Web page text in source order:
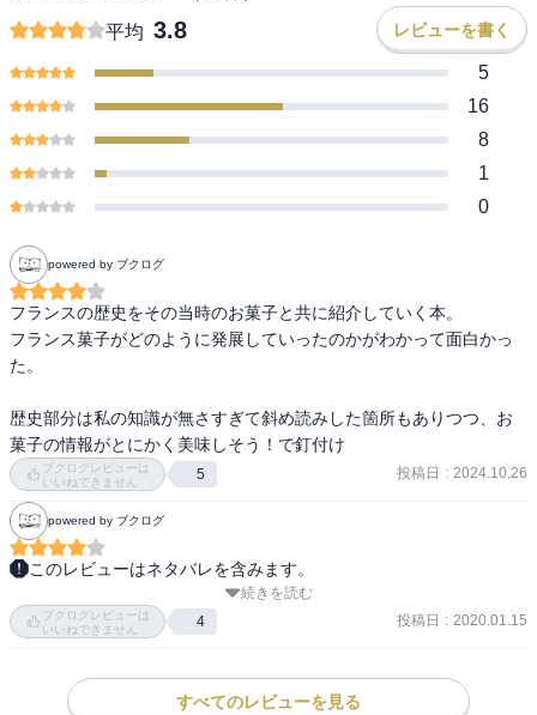
平均 3.8 レビューを書く
5
16
8
1
0
powered by ブクログ
フランスの歴史をその当時のお菓子と共に紹介していく本。
フランス菓子がどのように発展していったのかがわかって面白かっ
た。
歴史部分は私の知識が無さすぎて斜め読みした箇所もありつつ、お
菓子の情報がとにかく美味しそう！で釘付け
ブクログレビューは
いいねできません
5 投稿日 : 2024.10.26
powered by ブクログ
このレビューはネタバレを含みます。
砂糖の歴史、西洋美術の歴史、宝石の歴史とあわせて、とうとうフ
ランス史まで進出。
砂糖の歴史ではイギリスの紅茶文化にかなりスポットライトが当た
続きを読む
ブクログレビューは
いいねできません
4 投稿日 : 2020.01.15
すべてのレビューを見る